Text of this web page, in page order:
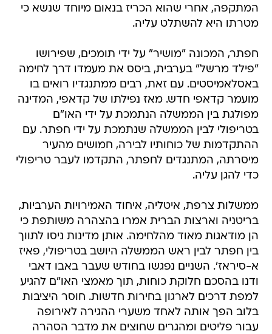
המתקפה, אחרי שהוא הכריז בנאום מיוחד שנשא כי
מטרתו היא להשתלט עליה.
חפתר, המכונה "מושיר" על ידי תומכים, שפירושו
"פילד מרשל" בערבית, ביסס את מעמדו דרך לחימה
באסלאמיסטים. עם זאת, רבים ממתנגדיו רואים בו
מועמר קדאפי חדש. מאז נפילתו של קדאפי, המדינה
מפולגת בין הממשלה הנתמכת על ידי האו"ם
בטריפולי לבין הממשלה שנתמכת על ידי חפתר. עם
ההתקדמות של כוחותיו לבירה, חמושים מהעיר
מיסרתה, המתנגדים לחפתר, התקדמו לעבר טריפולי
כדי להגן עליה.
ממשלות צרפת, איטליה, איחוד האמירויות הערביות,
בריטניה וארצות הברית אמרו בהצהרה משותפת כי
הן מודאגות מאוד מהלחימה. אותן מדינות ניסו לתווך
בין חפתר לבין ראש הממשלה היושב בטריפולי, פאיז
א-סיראז'. השניים נפגשו בחודש שעבר באבו דאבי
ודנו בהסכם חלוקת כוחות, תוך מאמצי האו"ם להגיע
למפת דרכים לארגון בחירות חדשות. חוסר היציבות
בלוב הפך אותה לאחד משערי ההגירה לאירופה
עבור פליטים ומהגרים שחוצים את מדבר הסהרה